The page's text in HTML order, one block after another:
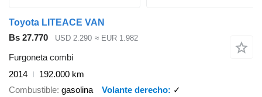
Toyota LITEACE VAN
Bs 27.770
USD 2.290 ≈ EUR 1.982
Furgoneta combi
2014
192.000 km
Combustible gasolina Volante derecho
✓